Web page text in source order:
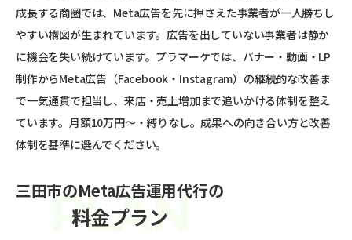
成長する商圏では、Meta広告を先に押さえた事業者が一人勝ちし
やすい構図が生まれています。広告を出していない事業者は静か
に機会を失い続けています。プラマーケでは、バナー・動画・LP
制作からMeta広告（Facebook・Instagram）の継続的な改善ま
で一気通貫で担当し、来店・売上増加まで追いかける体制を整え
ています。月額10万円〜・縛りなし。成果への向き合い方と改善
体制を基準に選んでください。
三田市のMeta広告運用代行の
料金プラン